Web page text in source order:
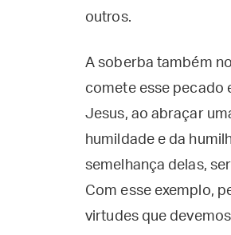
outros.
A soberba também
comete esse pecado
Jesus, ao abraçar
humildade e da
semelhança delas,
Com esse exemplo,
virtudes que